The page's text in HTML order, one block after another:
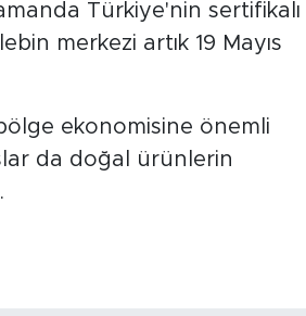
Türkiye'nin sertifikalı
merkezi artık 19 Mayıs
ekonomisine önemli
da doğal ürünlerin